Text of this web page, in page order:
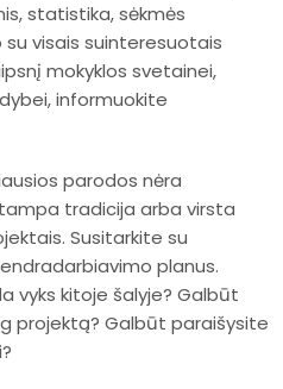
statistika, sėkmės
su visais suinteresuotais
mokyklos svetainei,
informuokite
parodos nėra
tradicija arba virsta
Susitarkite su
planus.
vyks kitoje šalyje? Galbūt
projektą? Galbūt paraišysite